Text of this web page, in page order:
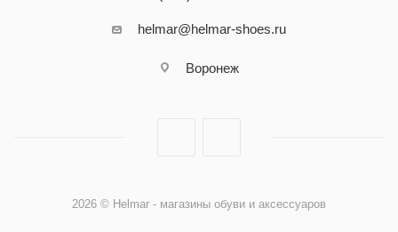
helmar@helmar-shoes.ru
Воронеж
2026 © Helmar - магазины обуви и аксессуаров